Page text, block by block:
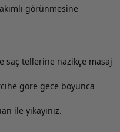
görünmesine
saç tellerine nazikçe masaj
göre gece boyunca
ile yıkayınız.